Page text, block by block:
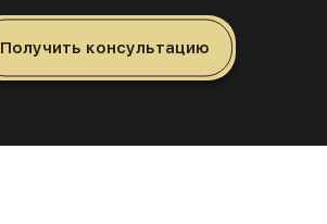
Получить консультацию